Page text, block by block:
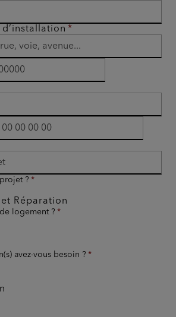
?
Réparation
logement ?
avez-vous besoin ?